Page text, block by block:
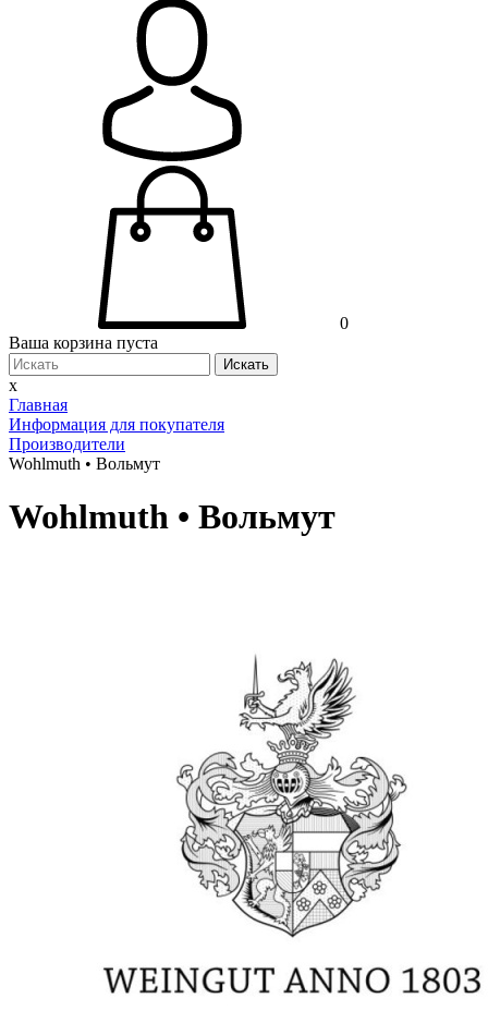
0
Ваша корзина пуста
Искать
x
Главная
Информация для покупателя
Производители
Wohlmuth • Вольмут
Wohlmuth • Вольмут